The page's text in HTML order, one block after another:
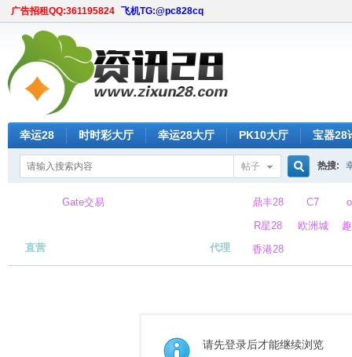
广告招租QQ:361195824 飞机TG:@pc828cq
幸运28 时时彩大厅 幸运28大厅 PK10大厅 宝器28
帖子 热搜:
直营
Gate交易
代理
鼎丰28 C7
R星28
欧洲城
香港28
请先登录后才能继续浏览